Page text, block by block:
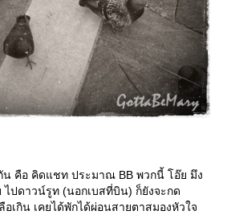
น คือ คิดแชท ประมาณ BB พวกนี้ โอ๊ย มึง
ไปดาวน์รูท (นอกเบสที่บิน) ก็ยังจะกด
อเกิน เคยได้พักได้ผ่อนสายตาสมองหัวใจ